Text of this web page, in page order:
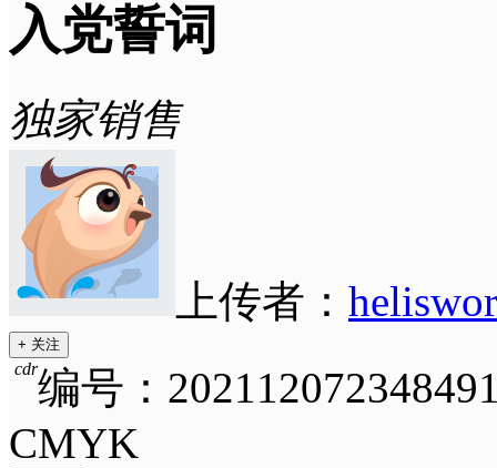
入党誓词
独家销售
上传者：
+ 关注
编号：
cdr
CMYK